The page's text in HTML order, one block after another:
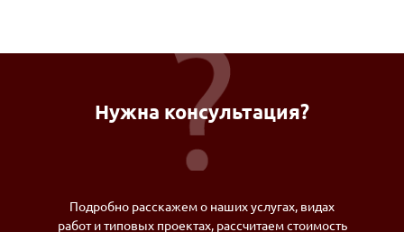
Нужна консультация?
Подробно расскажем о наших услугах, видах
работ и типовых проектах, рассчитаем стоимость